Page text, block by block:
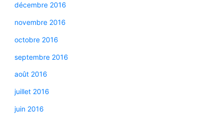
décembre 2016
novembre 2016
octobre 2016
septembre 2016
août 2016
juillet 2016
juin 2016